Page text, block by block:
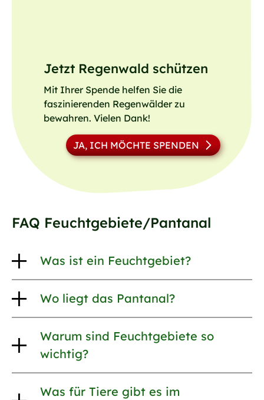
Jetzt Regenwald schützen
Mit Ihrer Spende helfen Sie die
faszinierenden Regenwälder zu
bewahren. Vielen Dank!
JA, ICH MÖCHTE SPENDEN
FAQ Feuchtgebiete/Pantanal
Was ist ein Feuchtgebiet?
Wo liegt das Pantanal?
Warum sind Feuchtgebiete so
wichtig?
Was für Tiere gibt es im